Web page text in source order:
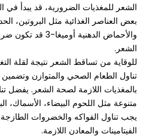
الشعر للمغذيات الضرورية، قد يبدأ
بعض العناصر الغذائية مثل البروتين،
والأحماض الدهنية
الشعر.
للوقاية من تساقط الشعر نتيجة لقلة
تناول الطعام الصحي والمتوازن وتضمين
بالمغذيات اللازمة لصحة الشعر. يفضل
متنوعة مثل اللحوم البيضاء، الأسماك،
يجب تناول الفواكه والخضروات الطازجة
الفيتامينات والمعادن اللازمة.